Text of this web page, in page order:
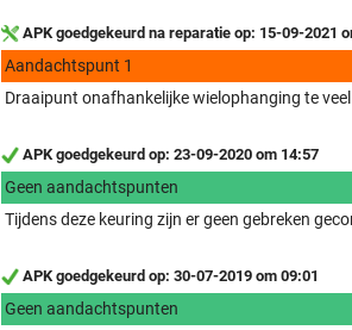
APK goedgekeurd na reparatie op: 15-09-2021
Aandachtspunt 1
Draaipunt onafhankelijke wielophanging te
APK goedgekeurd op: 23-09-2020 om 14:57
Geen aandachtspunten
Tijdens deze keuring zijn er geen gebreken
APK goedgekeurd op: 30-07-2019 om 09:01
Geen aandachtspunten